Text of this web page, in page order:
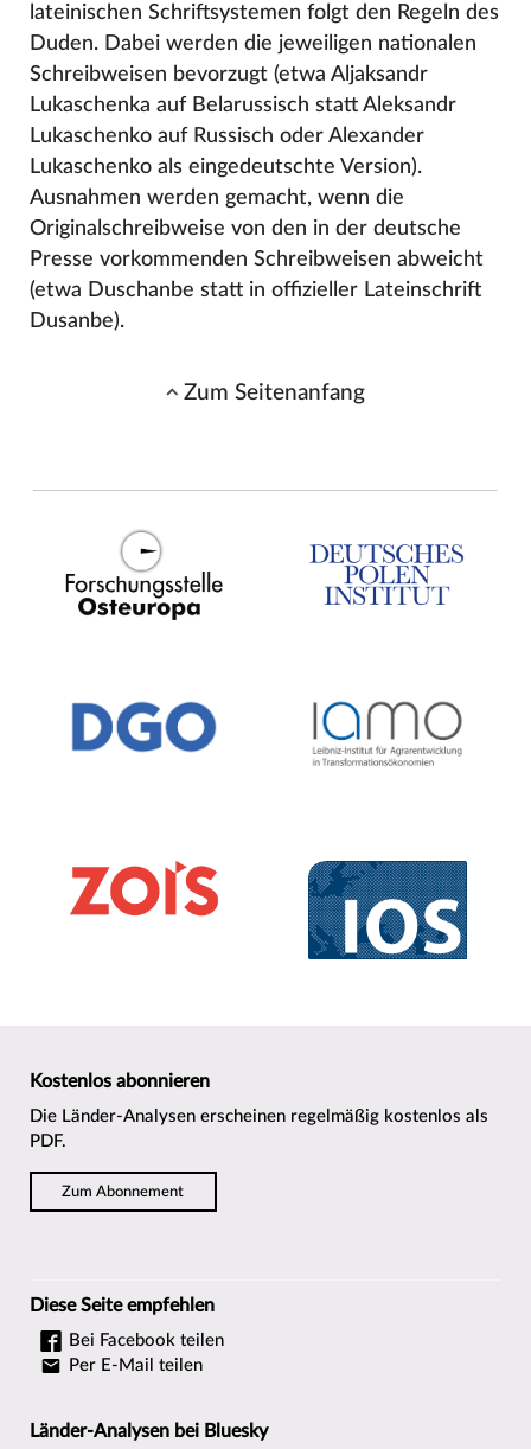
lateinischen Schriftsystemen folgt den Regeln des
Duden. Dabei werden die jeweiligen nationalen
Schreibweisen bevorzugt (etwa Aljaksandr
Lukaschenka auf Belarussisch statt Aleksandr
Lukaschenko auf Russisch oder Alexander
Lukaschenko als eingedeutschte Version).
Ausnahmen werden gemacht, wenn die
Originalschreibweise von den in der deutsche
Presse vorkommenden Schreibweisen abweicht
(etwa Duschanbe statt in offizieller Lateinschrift
Dusanbe).
Zum Seitenanfang
Kostenlos abonnieren
Die Länder-Analysen erscheinen regelmäßig kostenlos als
PDF.
Zum Abonnement
Diese Seite empfehlen
Bei Facebook teilen
Per E-Mail teilen
Länder-Analysen bei Bluesky